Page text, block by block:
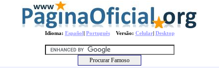
Idioma: Español| PortuguêsVersão: Celular| Desktop